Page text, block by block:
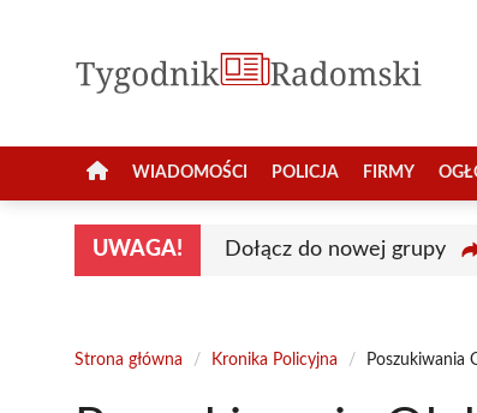
WIADOMOŚCI POLICJA FIRMY
UWAGA! Dołącz do nowej grupy
Strona główna / Kronika Policyjna / Poszukiwania